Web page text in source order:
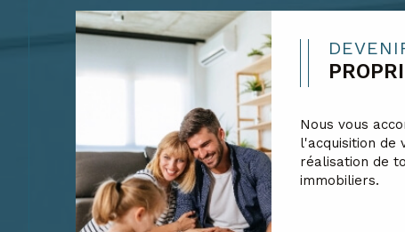
Nous vous
l'acquisition de
réalisation de
immobiliers.